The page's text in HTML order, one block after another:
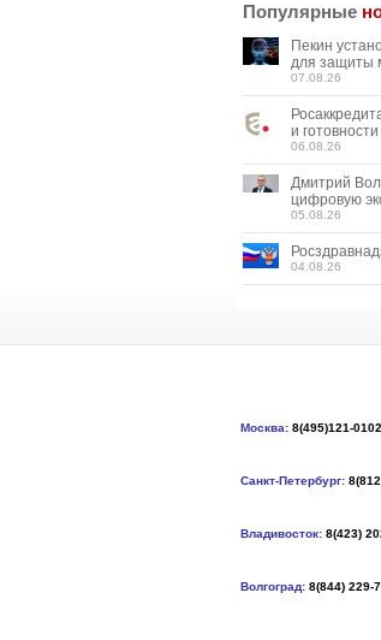
Популярные
Пекин
для защиты
07.08.26
и
06.08.26
Дмитрий
цифровую
05.08.26
04.08.26
Москва: 8(495)121-0102
Санкт-Петербург:
Владивосток: 8(423)
Волгоград: 8(844) 229-